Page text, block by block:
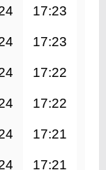
17:23
17:23
17:22
17:22
17:21
17:21